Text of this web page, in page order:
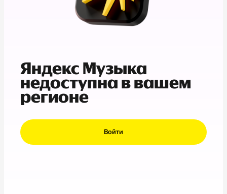
Яндекс Музыка
недоступна в вашем
регионе
Войти